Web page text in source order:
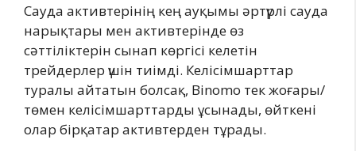
Сауда активтерінің кең ауқымы әртүрлі сауда
нарықтары мен активтерінде өз
сәттіліктерін сынап көргісі келетін
трейдерлер үшін тиімді. Келісімшарттар
туралы айтатын болсақ, Binomo тек жоғары/
төмен келісімшарттарды ұсынады, өйткені
олар бірқатар активтерден тұрады.